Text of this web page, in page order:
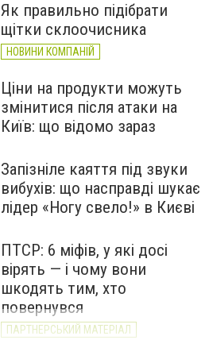
Як правильно підібрати
щітки склоочисника
НОВИНИ КОМПАНІЙ
Ціни на продукти можуть
змінитися після атаки на
Київ: що відомо зараз
Запізніле каяття під звуки
вибухів: що насправді шукає
лідер «Ногу свело!» в Києві
ПТСР: 6 міфів, у які досі
вірять — і чому вони
шкодять тим, хто
повернувся
ПАРТНЕРСЬКИЙ МАТЕРІАЛ